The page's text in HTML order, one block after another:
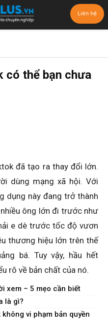
Liên hệ
có thể bạn chưa
đã tạo ra thay đổi lớn.
dùng mạng xã hội. Với
dụng này đang trở thành
ông lớn đi trước như
e dè trước tốc độ vươn
thương hiệu lớn trên thế
bá. Tuy vậy, hầu hết
rõ về bản chất của nó.
xem – 5 mẹo cần biết
là gì?
vi phạm bản quyền